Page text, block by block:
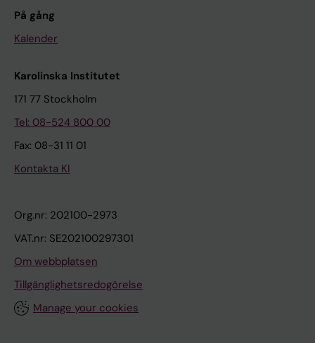
På gång
Kalender
Karolinska Institutet
171 77 Stockholm
Tel: 08-524 800 00
Fax: 08-31 11 01
Kontakta KI
Org.nr: 202100-2973
VAT.nr: SE202100297301
Om webbplatsen
Tillgänglighetsredogörelse
Manage your cookies